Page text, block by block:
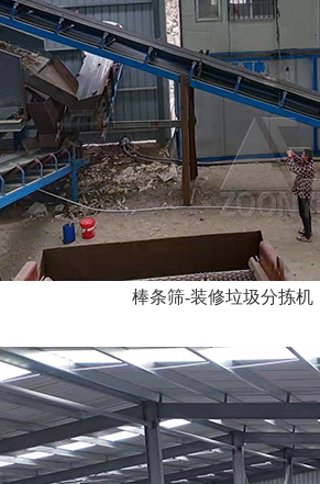
棒条筛-装修垃圾分拣机